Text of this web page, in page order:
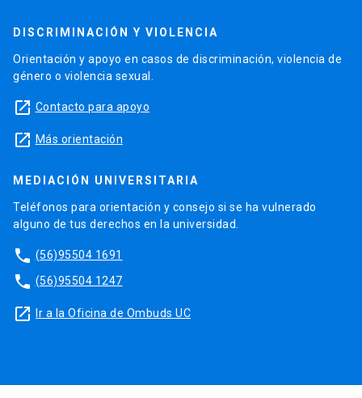
DISCRIMINACIÓN Y VIOLENCIA
Orientación y apoyo en casos de discriminación, violencia de
género o violencia sexual.
launch Contacto para apoyo
launch Más orientación
MEDIACIÓN UNIVERSITARIA
Teléfonos para orientación y consejo si se ha vulnerado
alguno de tus derechos en la universidad.
phone (56)95504 1691
phone (56)95504 1247
launch Ir a la Oficina de Ombuds UC